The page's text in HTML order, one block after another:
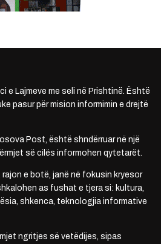
e Lajmeve me seli në Prishtinë. Është
pasur për mision informimin e drejtë
Post, është shndërruar në një
së cilës informohen qytetarët.
e botë, janë në fokusin kryesor
as fushat e tjera si: kultura,
shkenca, teknologjia informative
ngritjes së vetëdijes, sipas